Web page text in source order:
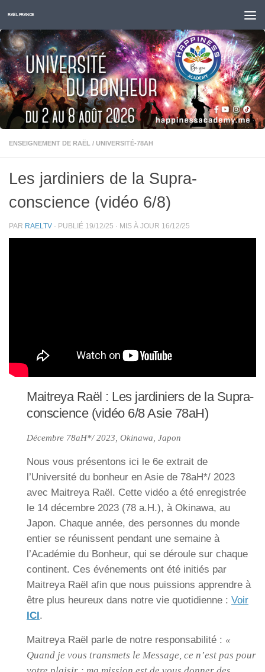
Skip to content
RAËL FRANCE
ENSEIGNEMENT DE RAËL / UNIVERSITÉ-78AH
Les jardiniers de la Supra-
conscience (vidéo 6/8)
PAR RAELTV · PUBLIÉ 19/12/25 · MIS À JOUR 16/12/25
Maitreya Raël : Les jardiniers de la Supra-
conscience (vidéo 6/8 Asie 78aH)
Décembre 78aH*/ 2023, Okinawa, Japon
Nous vous présentons ici le 6e extrait de
l’Université du bonheur en Asie de 78aH*/ 2023
avec Maitreya Raël. Cette vidéo a été enregistrée
le 14 décembre 2023 (78 a.H.), à Okinawa, au
Japon. Chaque année, des personnes du monde
entier se réunissent pendant une semaine à
l’Académie du Bonheur, qui se déroule sur chaque
continent. Ces événements ont été initiés par
Maitreya Raël afin que nous puissions apprendre à
être plus heureux dans notre vie quotidienne : Voir
ICI .
Maitreya Raël parle de notre responsabilité : «
Quand je vous transmets le Message, ce n’est pas pour